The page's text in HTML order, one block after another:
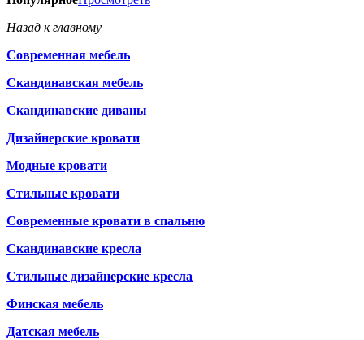
Назад к главному
Современная мебель
Скандинавская мебель
Скандинавские диваны
Дизайнерские кровати
Модные кровати
Стильные кровати
Современные кровати в спальню
Скандинавские кресла
Стильные дизайнерские кресла
Финская мебель
Датская мебель